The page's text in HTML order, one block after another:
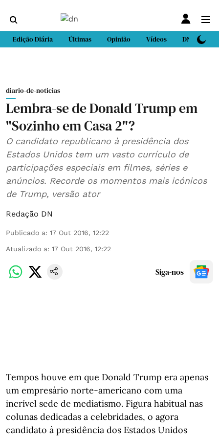
Edição Diária Últimas Opinião Vídeos DN Sport
diario-de-noticias
Lembra-se de Donald Trump em
"Sozinho em Casa 2"?
O candidato republicano à presidência dos
Estados Unidos tem um vasto currículo de
participações especiais em filmes, séries e
anúncios. Recorde os momentos mais icónicos
de Trump, versão ator
Redação DN
Publicado a: 17 Out 2016, 12:22
Atualizado a: 17 Out 2016, 12:22
Siga-nos
Tempos houve em que Donald Trump era apenas
um empresário norte-americano com uma
incrível sede de mediatismo. Figura habitual nas
colunas dedicadas a celebridades, o agora
candidato à presidência dos Estados Unidos